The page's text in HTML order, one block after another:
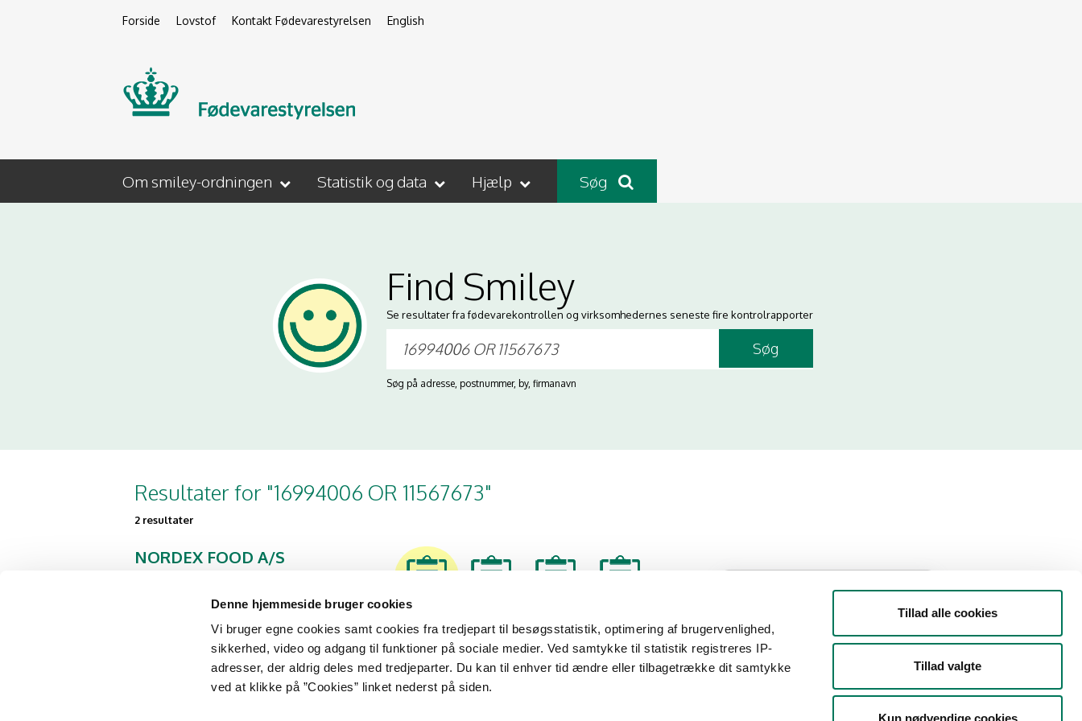
Denne hjemmeside bruger cookies
Vi bruger egne cookies samt cookies fra tredjepart til besøgsstatistik, optimering af brugervenlighed,
sikkerhed, video og adgang til funktioner på sociale medier. Ved samtykke til statistik registreres IP-
adresser, der aldrig deles med tredjeparter. Du kan til enhver tid ændre eller tilbagetrække dit samtykke
ved at klikke på ”Cookies” linket nederst på siden.
Tillad alle cookies
Tillad valgte
Kun nødvendige cookies
Forside Lovstof Kontakt Fødevarestyrelsen English
Om smiley-ordningen Statistik og data Hjælp Søg
Find Smiley
Se resultater fra fødevarekontrollen og virksomhedernes seneste fire kontrolrapporter
Søg
Søg på adresse, postnummer, by, firmanavn
Resultater for "16994006 OR 11567673"
2 resultater
NORDEX FOOD A/S
SÜTDIYARI, OERUM,
YESILOVA, CIMBER
Nordre Ringgade 2
Filtrer din søgning
Smiley